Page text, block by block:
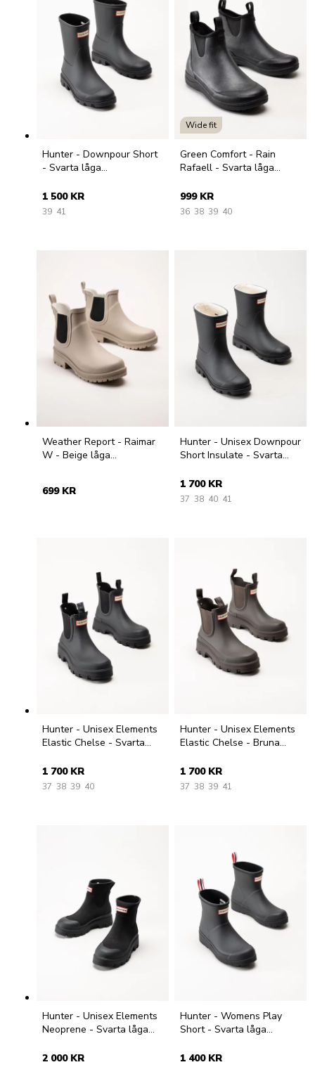
Hunter - Downpour Short
- Svarta låga
1 500 KR
39 41
Wide fit
Green Comfort - Rain
Rafaell - Svarta låga
999 KR
36 38 39 40
Weather Report - Raimar
W - Beige låga
699 KR
Hunter - Unisex Downpour
Short Insulate - Svarta
1 700 KR
37 38 40 41
Hunter - Unisex Elements
Elastic Chelse - Svarta
1 700 KR
37 38 39 40
Hunter - Unisex Elements
Elastic Chelse - Bruna
1 700 KR
37 38 39 41
Hunter - Unisex Elements
Neoprene - Svarta låga
2 000 KR
Hunter - Womens Play
Short - Svarta låga
1 400 KR